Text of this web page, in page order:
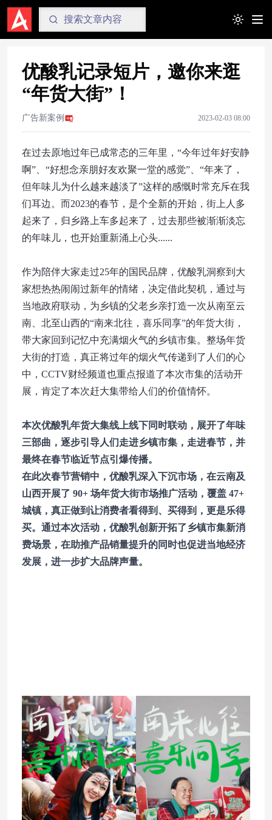
Toggle
优酸乳记录短片，邀你来逛
“年货大街”！
广告新案例 2023-02-03 08:00
在过去原地过年已成常态的三年里，“今年过年好安静
啊”、“好想念亲朋好友欢聚一堂的感觉”、“年来了，
但年味儿为什么越来越淡了”这样的感慨时常充斥在我
们耳边。而2023的春节，是个全新的开始，街上人多
起来了，归乡路上车多起来了，过去那些被渐渐淡忘
的年味儿，也开始重新涌上心头......
作为陪伴大家走过25年的国民品牌，优酸乳洞察到大
家想热热闹闹过新年的情绪，决定借此契机，通过与
当地政府联动，为乡镇的父老乡亲打造一次从南至云
南、北至山西的“南来北往，喜乐同享”的年货大街，
带大家回到记忆中充满烟火气的乡镇市集。整场年货
大街的打造，真正将过年的烟火气传递到了人们的心
中，CCTV财经频道也重点报道了本次市集的活动开
展，肯定了本次赶大集带给人们的价值情怀。
本次优酸乳年货大集线上线下同时联动，展开了年味
三部曲，逐步引导人们走进乡镇市集，走进春节，并
最终在春节临近节点引爆传播。
在此次春节营销中，优酸乳深入下沉市场，在云南及
山西开展了 90+ 场年货大街市场推广活动，覆盖 47+
城镇，真正做到让消费者看得到、买得到，更是乐得
买。通过本次活动，优酸乳创新开拓了乡镇市集新消
费场景，在助推产品销量提升的同时也促进当地经济
发展，进一步扩大品牌声量。